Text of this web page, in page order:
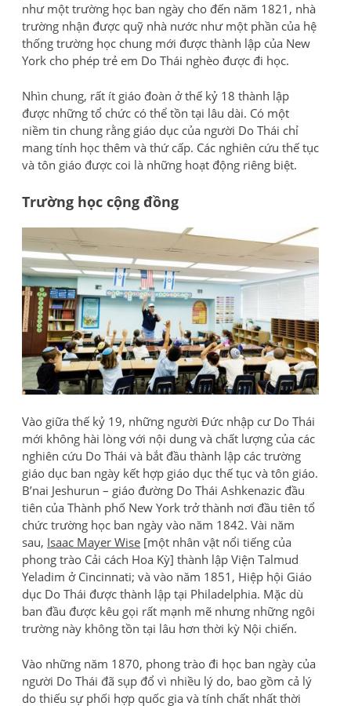
như một trường học ban ngày cho đến năm 1821, nhà
trường nhận được quỹ nhà nước như một phần của hệ
thống trường học chung mới được thành lập của New
York cho phép trẻ em Do Thái nghèo được đi học.
Nhìn chung, rất ít giáo đoàn ở thế kỷ 18 thành lập
được những tổ chức có thể tồn tại lâu dài. Có một
niềm tin chung rằng giáo dục của người Do Thái chỉ
mang tính học thêm và thứ cấp. Các nghiên cứu thế tục
và tôn giáo được coi là những hoạt động riêng biệt.
Trường học cộng đồng
Vào giữa thế kỷ 19, những người Đức nhập cư Do Thái
mới không hài lòng với nội dung và chất lượng của các
nghiên cứu Do Thái và bắt đầu thành lập các trường
giáo dục ban ngày kết hợp giáo dục thế tục và tôn giáo.
B’nai Jeshurun – giáo đường Do Thái Ashkenazic đầu
tiên của Thành phố New York trở thành nơi đầu tiên tổ
chức trường học ban ngày vào năm 1842. Vài năm
sau, Isaac Mayer Wise [một nhân vật nổi tiếng của
phong trào Cải cách Hoa Kỳ] thành lập Viện Talmud
Yeladim ở Cincinnati; và vào năm 1851, Hiệp hội Giáo
dục Do Thái được thành lập tại Philadelphia. Mặc dù
ban đầu được kêu gọi rất mạnh mẽ nhưng những ngôi
trường này không tồn tại lâu hơn thời kỳ Nội chiến.
Vào những năm 1870, phong trào đi học ban ngày của
người Do Thái đã sụp đổ vì nhiều lý do, bao gồm cả lý
do thiếu sự phối hợp quốc gia và tính chất nhất thời